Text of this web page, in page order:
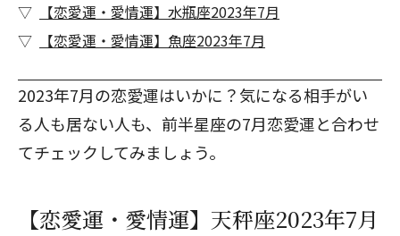
【恋愛運・愛情運】水瓶座2023年7月
【恋愛運・愛情運】魚座2023年7月
2023年7月の恋愛運はいかに？気になる相手がい
る人も居ない人も、 前半星座の7月恋愛運と合わせ
てチェックしてみましょう。
【恋愛運・愛情運】天秤座2023年7月